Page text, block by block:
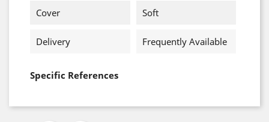
Cover Soft
Delivery Frequently Available
Specific References